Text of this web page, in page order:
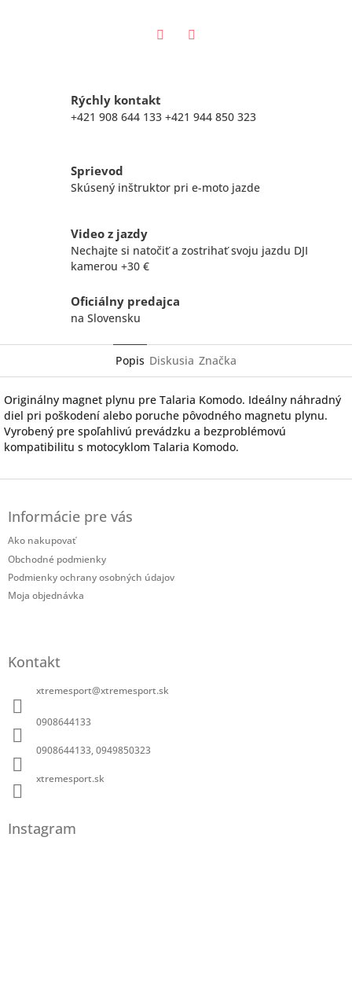
Rýchly kontakt
+421 908 644 133 +421 944 850 323
Sprievod
Skúsený inštruktor pri e-moto jazde
Video z jazdy
Nechajte si natočiť a zostrihať svoju jazdu DJI
kamerou +30 €
Oficiálny predajca
na Slovensku
Popis Diskusia Značka
Originálny magnet plynu pre Talaria Komodo. Ideálny náhradný
diel pri poškodení alebo poruche pôvodného magnetu plynu.
Vyrobený pre spoľahlivú prevádzku a bezproblémovú
kompatibilitu s motocyklom Talaria Komodo.
Informácie pre vás
Ako nakupovať
Obchodné podmienky
Podmienky ochrany osobných údajov
Moja objednávka
Kontakt
xtremesport@xtremesport.sk
0908644133
0908644133, 0949850323
xtremesport.sk
Instagram